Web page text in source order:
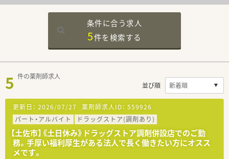
条件に合う求人
5件を検索する
5 件の薬剤師求人
並び順
更新日： 2026/07/27 薬剤師求人ID： 559926
パート・アルバイト
ドラッグストア(調剤あり)
【土佐市】《土日休み》ドラッグストア調剤併設店でのご勤
務。手厚い福利厚生がある法人で長く働きたい方にオスス
メです。